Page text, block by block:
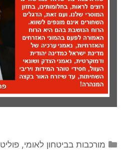
קטגוריות
מורכבות בביטחון לאומי,